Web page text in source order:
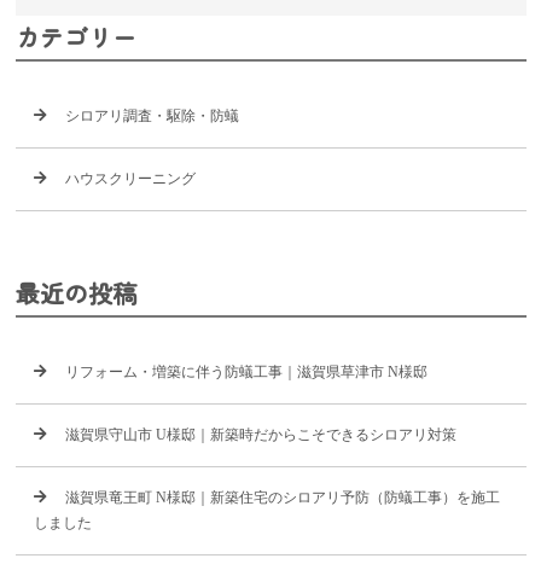
カテゴリー
シロアリ調査・駆除・防蟻
ハウスクリーニング
最近の投稿
リフォーム・増築に伴う防蟻工事｜滋賀県草津市 N様邸
滋賀県守山市 U様邸｜新築時だからこそできるシロアリ対策
滋賀県竜王町 N様邸｜新築住宅のシロアリ予防（防蟻工事）を施工
しました